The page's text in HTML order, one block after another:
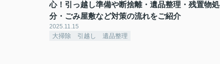
心！引っ越し準備や断捨離・遺品整理・残置物処
分・ごみ屋敷など対策の流れをご紹介
2025.11.15
大掃除 引越し 遺品整理